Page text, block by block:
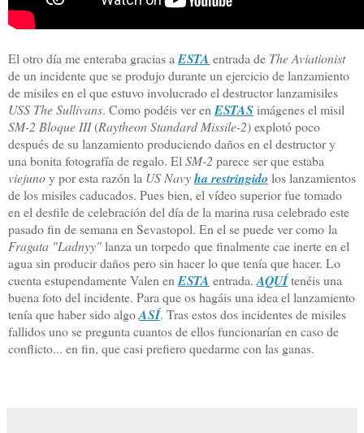
El otro día me enteraba gracias a ESTA entrada de The Aviationist
de un incidente que se produjo durante un ejercicio de lanzamiento
de misiles en el que estuvo involucrado el destructor lanzamisiles
USS The Sullivans. Como podéis ver en ESTASimágenes el misil
SM-2 Bloque III(Raytheon Standard Missile-2) explotó poco
después de su lanzamiento produciendo daños en el destructor y
una bonita fotografía de regalo. El SM-2 parece ser que estaba
viejunoy por esta razón la US Navyha restringido los lanzamientos
de los misiles caducados. Pues bien, el vídeo superior fue tomado
en el desfile de celebración del día de la marina rusa celebrado este
pasado fin de semana en Sevastopol. En el se puede ver como la
Fragata "Ladnyy"lanza un torpedo que finalmente cae inerte en el
agua sin producir daños pero sin hacer lo que tenía que hacer. Lo
cuenta estupendamente Valen en ESTA entrada. AQUÍtenéis una
buena foto del incidente. Para que os hagáis una idea el lanzamiento
tenía que haber sido algoASÍ. Tras estos dos incidentes de misiles
fallidos uno se pregunta cuantos de ellos funcionarían en caso de
conflicto... en fin, que casi prefiero quedarme con las ganas.